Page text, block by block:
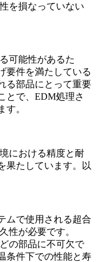
を損なっていない
可能性があるた
要件を満たしている
る部品にとって重要
とで、EDM処理さ
す。
における精度と耐
果たしています。以
ムで使用される超合
性が必要です。
の部品に不可欠で
条件下での性能と寿